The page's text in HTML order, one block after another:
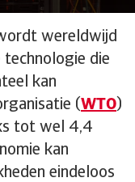
wereldwijd
technologie die
kan
(WTO)
tot wel 4,4
kan
eindeloos